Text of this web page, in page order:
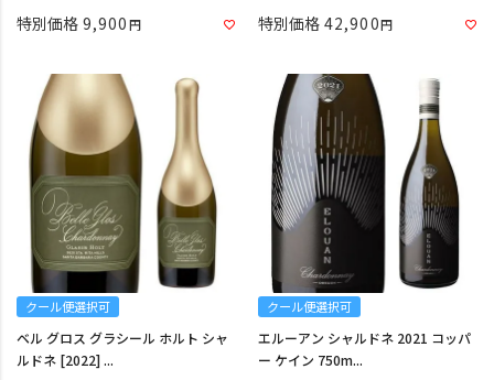
特別価格 9,900 特別価格 42,900
クール便選択可
ベル グロス グラシール ホルト シャ
ルドネ [2022] ...
クール便選択可
エルーアン シャルドネ 2021 コッパ
ー ケイン 750m...